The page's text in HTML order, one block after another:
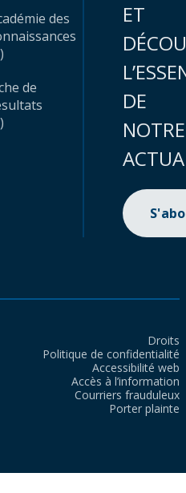
des
de
ET
DE
NOTRE
Droits
Politique de confidentialité
Accessibilité web
Accès à l’information
Courriers frauduleux
Porter plainte